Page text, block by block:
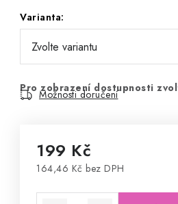
Varianta:
Pro zobrazení dostupnosti
Možnosti doručení
199 Kč
164,46 Kč bez DPH